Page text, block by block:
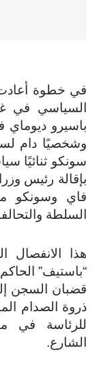
خطوة أعادت
في غرب
دام
ثنائيًا
رئيس
وسونكو
والتحالفات
الانفصال
الحاكم،
الصدام المؤجل
في